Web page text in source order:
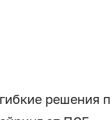
решения